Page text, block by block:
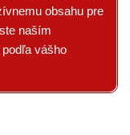
obsahu pre
naším
podľa vášho